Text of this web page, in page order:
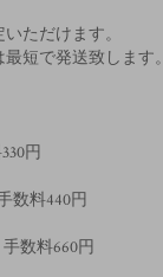
ただけます。
短で発送致します。
円
数料440円
数料660円